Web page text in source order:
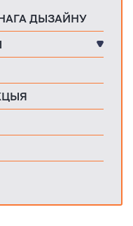
ДЫЗАЙНУ